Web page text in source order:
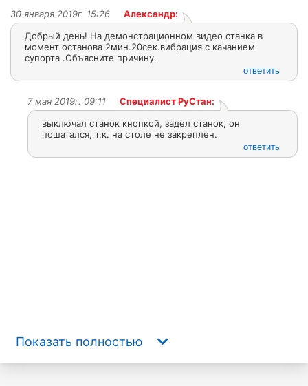
30 января 2019г. 15:26
Александр:
Добрый день! На демонстрационном видео станка в
момент останова 2мин.20сек.вибрация с качанием
супорта .Объясните причину.
ответить
7 мая 2019г. 09:11
Специалист РуСтан:
выключал станок кнопкой, задел станок, он
пошатался, т.к. на столе не закреплен.
ответить
Показать полностью